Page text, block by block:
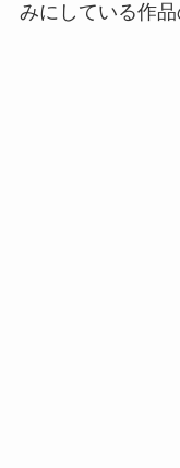
みにしている作品